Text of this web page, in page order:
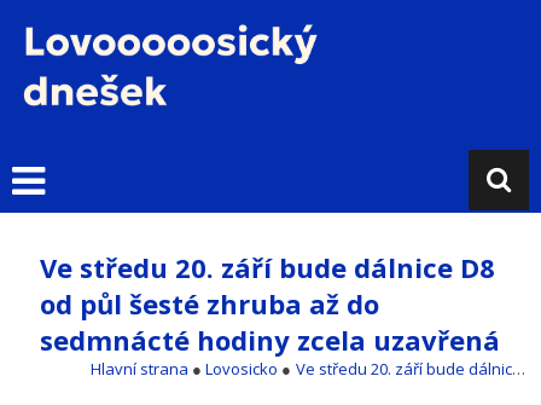
obsahu
L
s
i
c
k
ý
Ve středu 20. září bude dálnice D8
od půl šesté zhruba až do
sedmnácté hodiny zcela uzavřená
Hlavní strana ● Lovosicko ● Ve středu 20. září bude dálnice D8 od půl šesté zhruba až do sedmnácté hodiny zcela uzavřená